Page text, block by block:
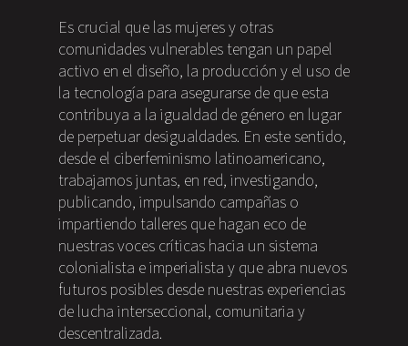
Es crucial que las mujeres y otras
comunidades vulnerables tengan un papel
activo en el diseño, la producción y el uso de
la tecnología para asegurarse de que esta
contribuya a la igualdad de género en lugar
de perpetuar desigualdades. En este sentido,
desde el ciberfeminismo latinoamericano,
trabajamos juntas, en red, investigando,
publicando, impulsando campañas o
impartiendo talleres que hagan eco de
nuestras voces críticas hacia un sistema
colonialista e imperialista y que abra nuevos
futuros posibles desde nuestras experiencias
de lucha interseccional, comunitaria y
descentralizada.